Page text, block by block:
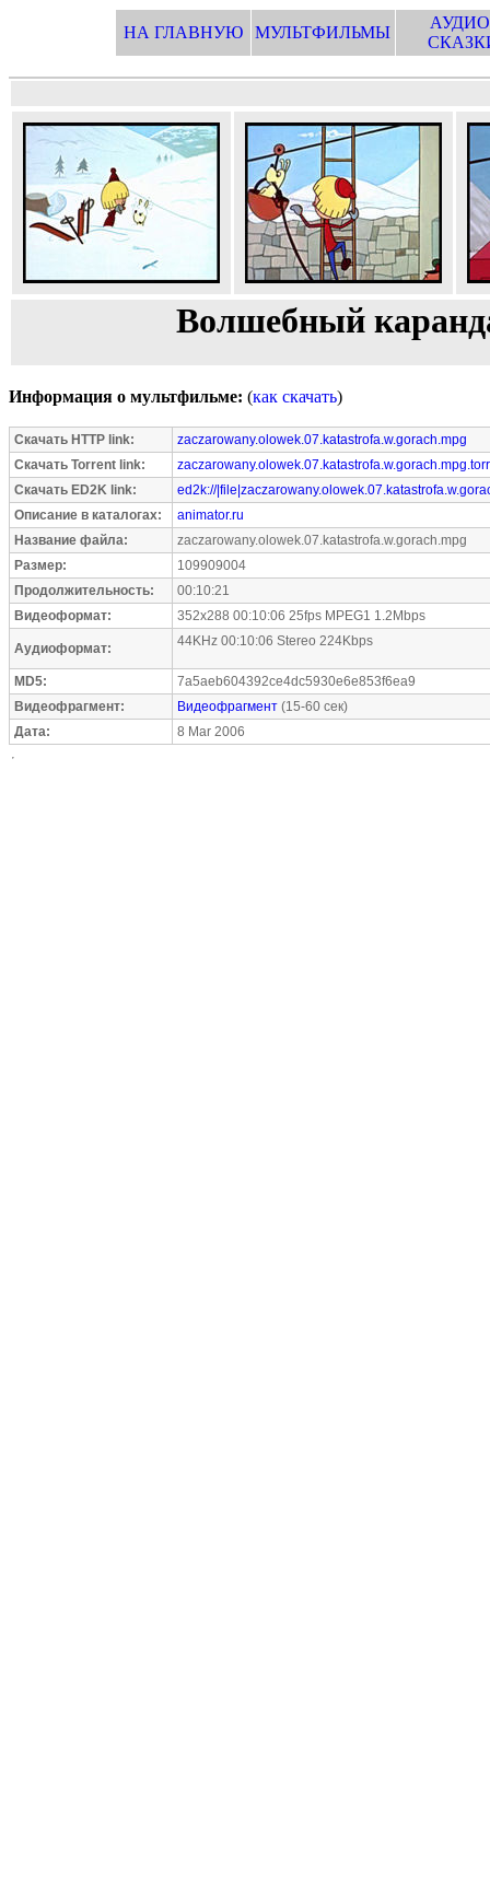
НА ГЛАВНУЮ МУЛЬТФИЛЬМЫ
Волшебный
Информация о мультфильме: (как скачать)
Скачать HTTP link:
zaczarowany.olowek.07.katastrofa.w.gorach.mpg
Скачать Torrent link:
Скачать ED2K link:
ed2k://
Описание в каталогах:
animator.ru
Название файла:
zaczarowany.olowek.07.katastrofa.w.gorach.mpg
Размер:
109909004
Продолжительность:
00:10:21
Видеоформат:
352x288 00:10:06 25fps MPEG1 1.2Mbps
Аудиоформат: 44KHz 00:10:06 Stereo 224Kbps
MD5:
7a5aeb604392ce4dc5930e6e853f6ea9
Видеофрагмент:
Видеофрагмент (15-60 сек)
Дата:
8 Mar 2006